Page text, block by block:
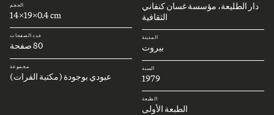
دار الطليعة، مؤسسة غسان كنفاني
الثقافية
المدينة
بيروت
السنة
1979
الطبعة
الطبعة الأولى
الحجم
14x19x0.4 cm
عدد الصفحات
80 صفحة
مجموعة
عبودي بوجودة (مكتبة الفرات)